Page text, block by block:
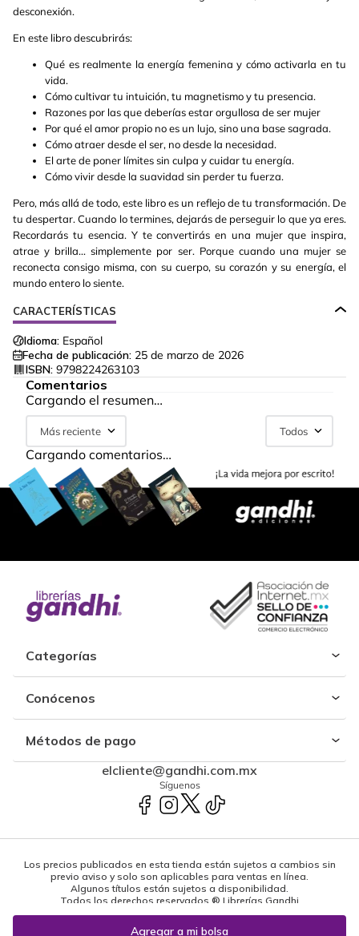
desconexión.
En este libro descubrirás:
Qué es realmente la energía femenina y cómo activarla en tu
vida.
Cómo cultivar tu intuición, tu magnetismo y tu presencia.
Razones por las que deberías estar orgullosa de ser mujer
Por qué el amor propio no es un lujo, sino una base sagrada.
Cómo atraer desde el ser, no desde la necesidad.
El arte de poner límites sin culpa y cuidar tu energía.
Cómo vivir desde la suavidad sin perder tu fuerza.
Pero, más allá de todo, este libro es un reflejo de tu transformación. De
tu despertar. Cuando lo termines, dejarás de perseguir lo que ya eres.
Recordarás tu esencia. Y te convertirás en una mujer que inspira,
atrae y brilla... simplemente por ser. Porque cuando una mujer se
reconecta consigo misma, con su cuerpo, su corazón y su energía, el
mundo entero lo siente.
CARACTERÍSTICAS
Idioma: Español
Fecha de publicación: 25 de marzo de 2026
ISBN: 9798224263103
Comentarios
Cargando el resumen…
Más reciente Todos
Cargando comentarios…
Categorías
Conócenos
Métodos de pago
elcliente@gandhi.com.mx
Síguenos
Los precios publicados en esta tienda están sujetos a cambios sin
previo aviso y solo son aplicables para ventas en línea.
Algunos títulos están sujetos a disponibilidad.
Todos los derechos reservados ® Librerías Gandhi